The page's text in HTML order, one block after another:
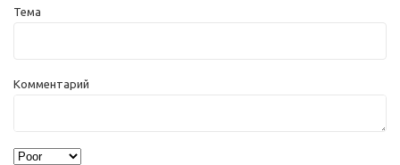
Тема
Комментарий